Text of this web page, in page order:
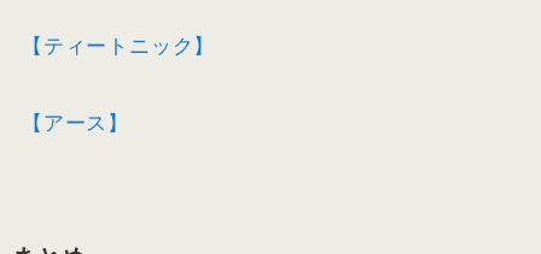
【ティートニック】
【アース】